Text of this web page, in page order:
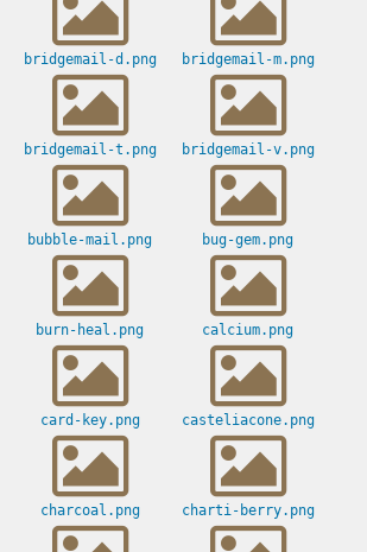
bridgemail-d.png bridgemail-m.png
bridgemail-t.png bridgemail-v.png
bubble-mail.png bug-gem.png
burn-heal.png calcium.png
card-key.png casteliacone.png
charcoal.png charti-berry.png